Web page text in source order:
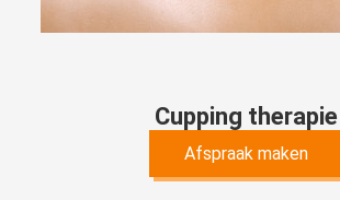
Cupping therapie
Afspraak maken